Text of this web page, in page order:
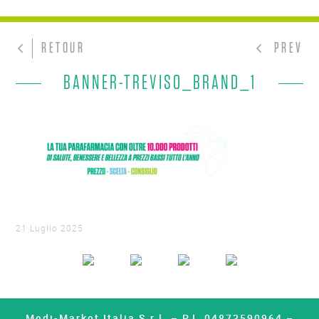
RETOUR PREV
BANNER-TREVISO_BRAND_1
21 Luglio 2025